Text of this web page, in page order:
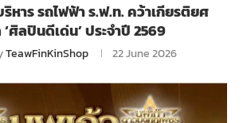
หาร รถไฟฟ้า ร.ฟ.ท. คว้าเกียรติยศ
‘ศิลปินดีเด่น’ ประจำปี 2569
TeawFinKinShop 22 June 2026